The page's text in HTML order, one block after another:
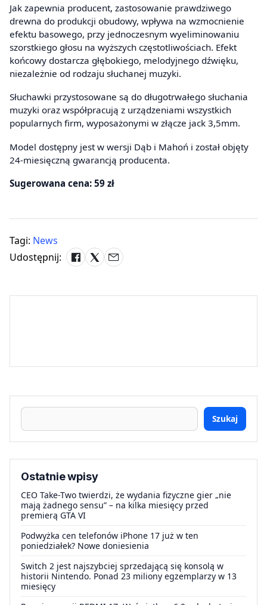
Jak zapewnia producent, zastosowanie prawdziwego
drewna do produkcji obudowy, wpływa na wzmocnienie
efektu basowego, przy jednoczesnym wyeliminowaniu
szorstkiego głosu na wyższych częstotliwościach. Efekt
końcowy dostarcza głębokiego, melodyjnego dźwięku,
niezależnie od rodzaju słuchanej muzyki.
Słuchawki przystosowane są do długotrwałego słuchania
muzyki oraz współpracują z urządzeniami wszystkich
popularnych firm, wyposażonymi w złącze jack 3,5mm.
Model dostępny jest w wersji Dąb i Mahoń i został objęty
24-miesięczną gwarancją producenta.
Sugerowana cena: 59 zł
Tagi: News
Udostępnij:
Szukaj
Ostatnie wpisy
CEO Take-Two twierdzi, że wydania fizyczne gier „nie
mają żadnego sensu” – na kilka miesięcy przed
premierą GTA VI
Podwyżka cen telefonów iPhone 17 już w ten
poniedziałek? Nowe doniesienia
Switch 2 jest najszybciej sprzedającą się konsolą w
historii Nintendo. Ponad 23 miliony egzemplarzy w 13
miesięcy